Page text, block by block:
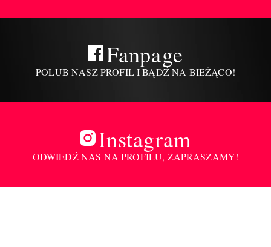
Fanpage
POLUB NASZ PROFIL I BĄDŹ NA BIEŻĄCO!
Instagram
ODWIEDŹ NAS NA PROFILU, ZAPRASZAMY!